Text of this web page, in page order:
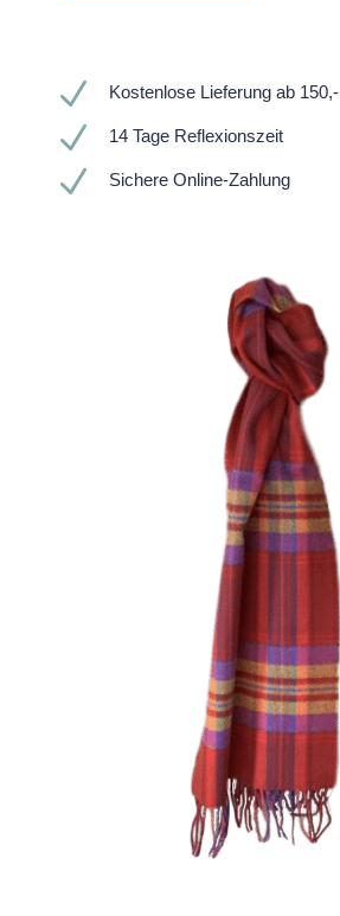
N Kostenlose Lieferung ab 150,-
N 14 Tage Reflexionszeit
N Sichere Online-Zahlung